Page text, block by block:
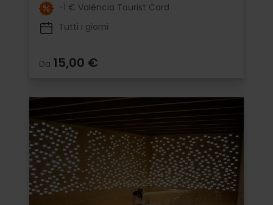
-1 € València Tourist Card
Tutti i giorni
Da 15,00 €